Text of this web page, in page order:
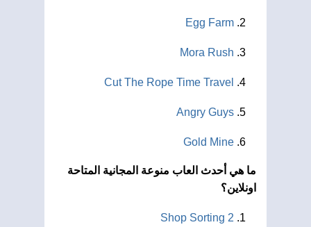
Egg Farm
Mora Rush
Cut The Rope Time Travel
Angry Guys
Gold Mine
ما هي أحدث العاب منوعة المجانية المتاحة
اونلاين؟
Shop Sorting 2